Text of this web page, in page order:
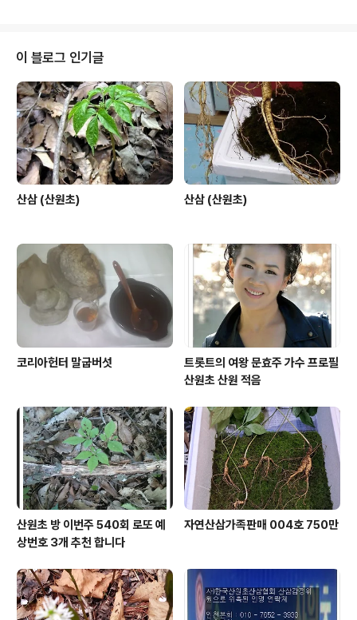
이 블로그 인기글
산삼 (산원초) 산삼 (산원초)
코리아헌터 말굽버섯
트롯트의 여왕 문효주 가수 프로필
산원초 산원 적음
산원초 방 이번주 540회 로또 예
상번호 3개 추천 합니다
자연산삼가족판매 004호 750만